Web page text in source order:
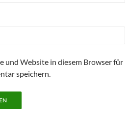
und Website in diesem Browser für
speichern.